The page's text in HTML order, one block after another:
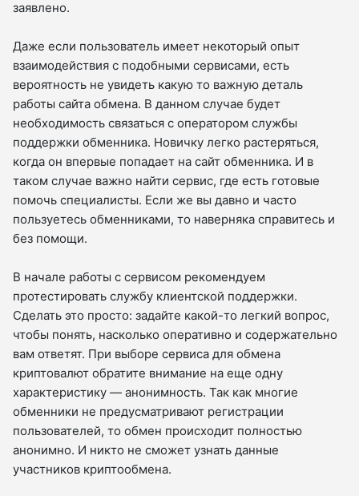
заявлено.
Даже если пользователь имеет некоторый опыт
взаимодействия с подобными сервисами, есть
вероятность не увидеть какую то важную деталь
работы сайта обмена. В данном случае будет
необходимость связаться с оператором службы
поддержки обменника. Новичку легко растеряться,
когда он впервые попадает на сайт обменника. И в
таком случае важно найти сервис, где есть готовые
помочь специалисты. Если же вы давно и часто
пользуетесь обменниками, то наверняка справитесь и
без помощи.
В начале работы с сервисом рекомендуем
протестировать службу клиентской поддержки.
Сделать это просто: задайте какой-то легкий вопрос,
чтобы понять, насколько оперативно и содержательно
вам ответят. При выборе сервиса для обмена
криптовалют обратите внимание на еще одну
характеристику — анонимность. Так как многие
обменники не предусматривают регистрации
пользователей, то обмен происходит полностью
анонимно. И никто не сможет узнать данные
участников криптообмена.